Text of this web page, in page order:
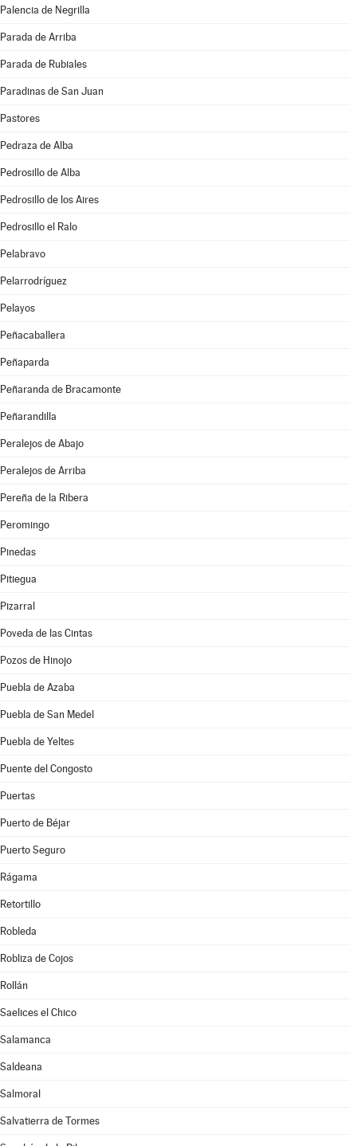
Palencia de Negrilla
Parada de Arriba
Parada de Rubiales
Paradinas de San Juan
Pastores
Pedraza de Alba
Pedrosillo de Alba
Pedrosillo de los Aires
Pedrosillo el Ralo
Pelabravo
Pelarrodríguez
Pelayos
Peñacaballera
Peñaparda
Peñaranda de Bracamonte
Peñarandilla
Peralejos de Abajo
Peralejos de Arriba
Pereña de la Ribera
Peromingo
Pinedas
Pitiegua
Pizarral
Poveda de las Cintas
Pozos de Hinojo
Puebla de Azaba
Puebla de San Medel
Puebla de Yeltes
Puente del Congosto
Puertas
Puerto de Béjar
Puerto Seguro
Rágama
Retortillo
Robleda
Robliza de Cojos
Rollán
Saelices el Chico
Salamanca
Saldeana
Salmoral
Salvatierra de Tormes